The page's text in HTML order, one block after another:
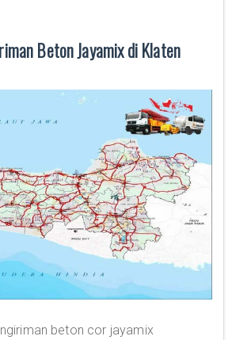
Beton Jayamix di Klaten
beton cor jayamix